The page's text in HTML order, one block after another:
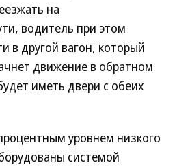
на
водитель при этом
в другой вагон, который
движение в обратном
иметь двери с обеих
уровнем низкого
системой